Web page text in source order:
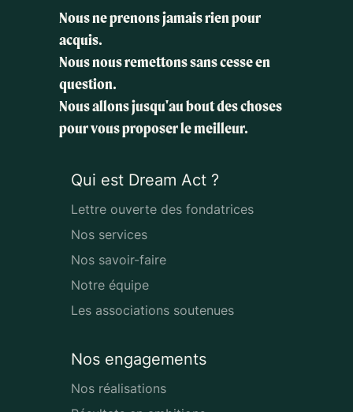
Nous ne prenons jamais rien pour
acquis.
Nous nous remettons sans cesse en
question.
Nous allons jusqu'au bout des choses
pour vous proposer le meilleur.
Qui est Dream Act ?
Lettre ouverte des fondatrices
Nos services
Nos savoir-faire
Notre équipe
Les associations soutenues
Nos engagements
Nos réalisations